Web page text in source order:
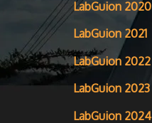
LabGuion 2020
LabGuion 2021
LabGuion 2022
LabGuion 2023
LabGuion 2024